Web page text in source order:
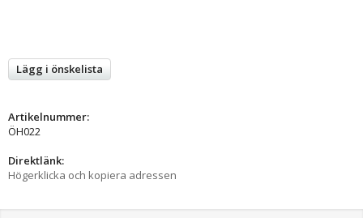
Lägg i önskelista
Artikelnummer:
ÖH022
Direktlänk:
Högerklicka och kopiera adressen